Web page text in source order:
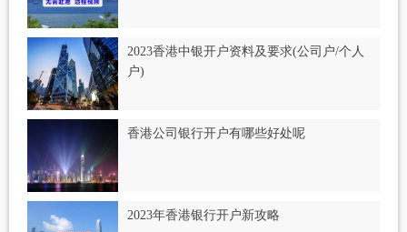
2023香港中银开户资料及要求(公司户/个人
户)
香港公司银行开户有哪些好处呢
2023年香港银行开户新攻略